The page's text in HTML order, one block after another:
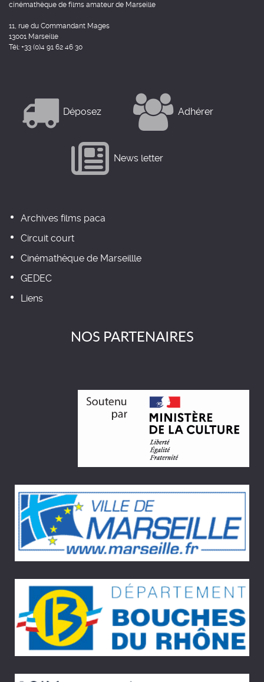
cinémathèque de films amateur de Marseille
11, rue du Commandant Mages
13001 Marseille
Tél: +33 (0)4 91 62 46 30
Déposez Adhérer
News letter
Archives films paca
Circuit court
Cinémathèque de Marseillle
GEDEC
Liens
NOS PARTENAIRES